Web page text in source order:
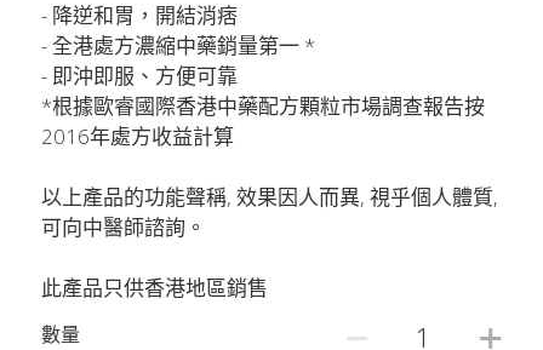
- 降逆和胃，開結消痞
- 全港處方濃縮中藥銷量第一 *
- 即沖即服、方便可靠
*根據歐睿國際香港中藥配方顆粒市場調查報告按
2016年處方收益計算
以上產品的功能聲稱, 效果因人而異, 視乎個人體質,
可向中醫師諮詢。
此產品只供香港地區銷售
數量